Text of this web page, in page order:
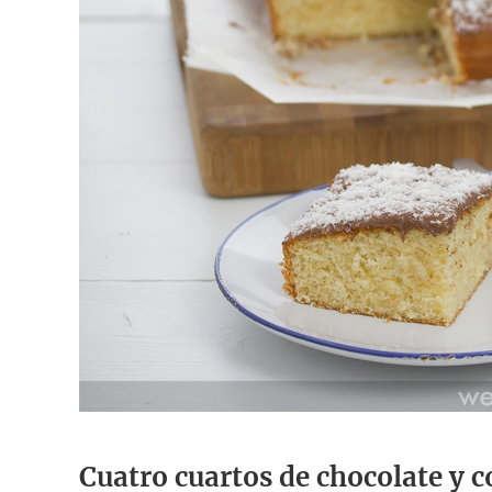
Cuatro cuartos de chocolate y